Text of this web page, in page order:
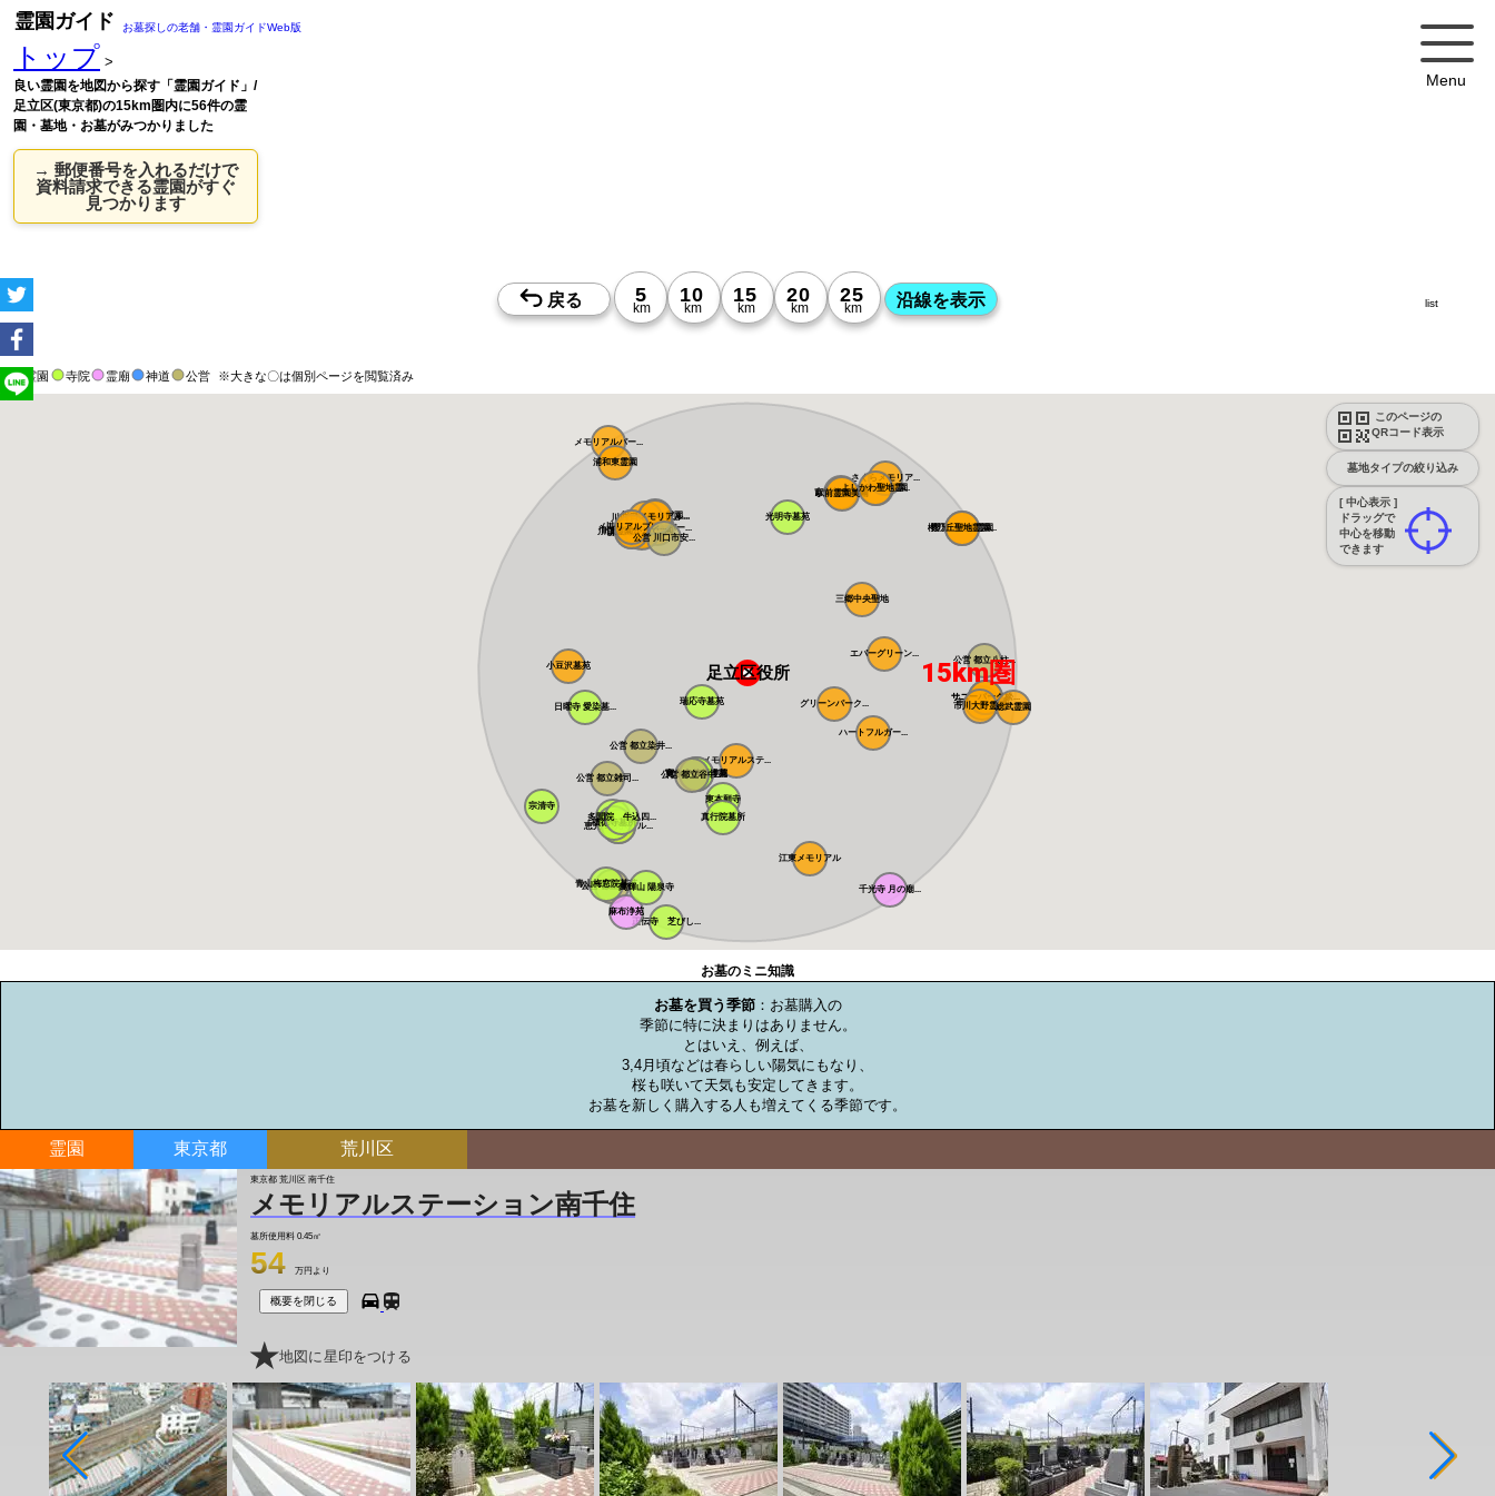
Menu
霊園ガイド お墓探しの老舗・霊園ガイドWeb版
トップ >
良い霊園を地図から探す「霊園ガイド」/
足立区(東京都)の15km圏内に56件の霊
園・墓地・お墓がみつかりました
→ 郵便番号を入れるだけで
資料請求できる霊園がすぐ
見つかります
霊園 寺院 霊廟 神道 公営 ※大きな〇は個別ページを閲覧済み
このページの
QRコード表示
墓地タイプの絞り込み
[ 中心表示 ]
ドラッグで
中心を移動
できます
list
メモリアルパー...
メモリアルパー...
川口さくら霊園...
川口霊園 かわ...
サンク川口霊園
さくら聖地霊園
さくらメモリア...
吉川美南霊園
駅前霊園美南
光明寺墓苑
三郷中央聖地
川口中央霊園
浦和東霊園
ヒルズ川口
よしかわ聖地霊...
川口光輪メモリ...
エバーグリーン...
源長寺墓地 ま...
川口メモリアル...
川口霊園かわぐ...
メモリアルプレ...
公営 川口市安...
市川の杜霊園
サニープレイス...
サニーパーク松...
櫻乃丘聖地霊園
千光寺 月の廟...
市川大野霊園総武霊園
公営 都立八柱...
櫻乃丘聖地霊園...
感通寺
恵光メモリアル...
東本願寺
小豆沢墓苑
江東メモリアル
メモリアルステ...
ハートフルガー...
グリーンパーク...
宗清寺
瑞光寺
寛永寺谷中霊園
積徳寺墓所
真行院墓所
正伝寺 芝びし...
寛永寺德川浄苑
公営 都立青山...
公営 都立雑司...
公営 都立染井...
公営 都立谷中...
瑞応寺墓苑
多聞院 牛込四...
青山梅窓院墓苑
麻布浄苑
萬輝山 陽泉寺
日曜寺 愛染墓...
足立区役所 15km圏
お墓のミニ知識
お墓を買う季節：お墓購入の
季節に特に決まりはありません。
とはいえ、例えば、
3,4月頃などは春らしい陽気にもなり、
桜も咲いて天気も安定してきます。
お墓を新しく購入する人も増えてくる季節です。
霊園 東京都 荒川区
東京都 荒川区 南千住
メモリアルステーション南千住
墓所使用料 0.45㎡
54 万円より
概要を閉じる
地図に星印をつける